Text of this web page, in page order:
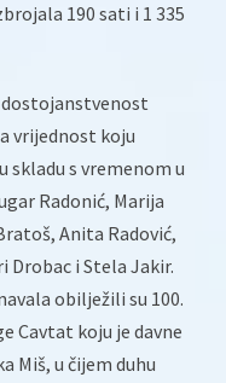
190 sati i 1 335
vrijednost koju
skladu s vremenom u
Radonić, Marija
Anita Radović,
Drobac i Stela Jakir.
obilježili su 100.
Cavtat koju je davne
Miš, u čijem duhu